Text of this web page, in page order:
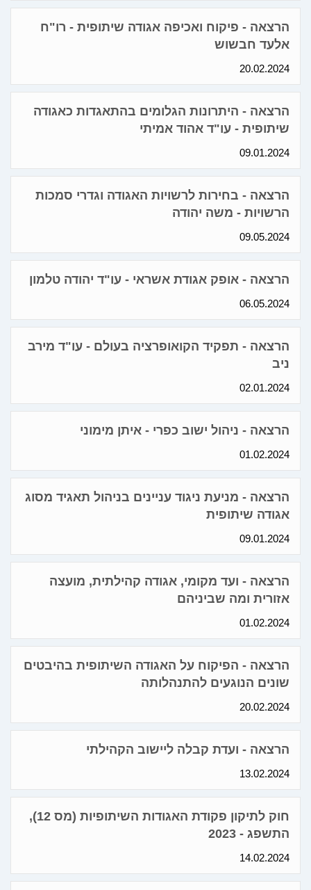
הרצאה - פיקוח ואכיפה אגודה שיתופית - רו"ח
אלעד חבשוש
20.02.2024
הרצאה - היתרונות הגלומים בהתאגדות כאגודה
שיתופית - עו"ד אהוד אמיתי
09.01.2024
הרצאה - בחירות לרשויות האגודה וגדרי סמכות
הרשויות - משה יהודה
09.05.2024
הרצאה - אופק אגודת אשראי - עו"ד יהודה טלמון
06.05.2024
הרצאה - תפקיד הקואופרציה בעולם - עו"ד מירב
ניב
02.01.2024
הרצאה - ניהול ישוב כפרי - איתן מימוני
01.02.2024
הרצאה - מניעת ניגוד עניינים בניהול תאגיד מסוג
אגודה שיתופית
09.01.2024
הרצאה - ועד מקומי, אגודה קהילתית, מועצה
אזורית ומה שביניהם
01.02.2024
הרצאה - הפיקוח על האגודה השיתופית בהיבטים
שונים הנוגעים להתנהלותה
20.02.2024
הרצאה - ועדת קבלה ליישוב הקהילתי
13.02.2024
חוק לתיקון פקודת האגודות השיתופיות (מס 12),
התשפג - 2023
14.02.2024